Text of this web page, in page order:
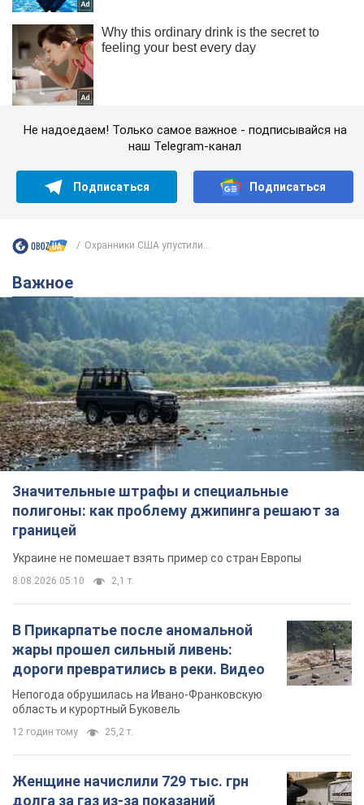
Не надоедаем! Только самое важное - подписывайся на
наш Telegram-канал
Подписаться Подписаться
Охранники США упустили...
Важное
Значительные штрафы и специальные
полигоны: как проблему джипинга решают за
границей
Украине не помешает взять пример со стран Европы
8.08.2026 05:10 2,1 т.
В Прикарпатье после аномальной
жары прошел сильный ливень:
дороги превратились в реки. Видео
Непогода обрушилась на Ивано-Франковскую
область и курортный Буковель
12 годин тому 25,2 т.
Женщине начислили 729 тыс. грн
долга за газ из-за показаний